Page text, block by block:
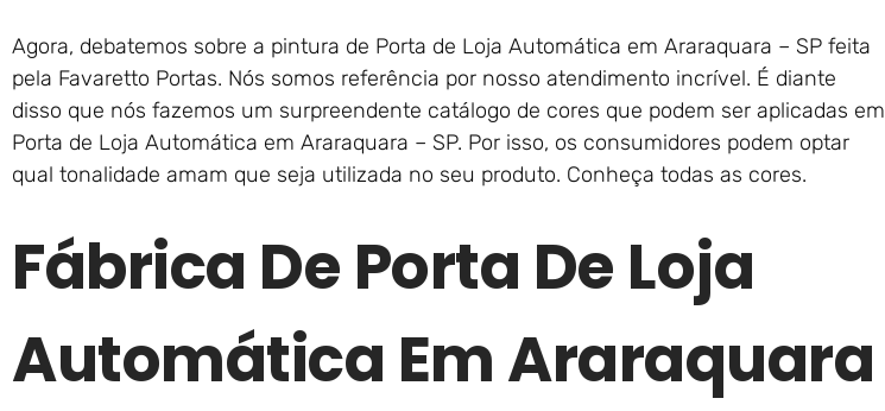
Agora, debatemos sobre a pintura de Porta de Loja Automática em Araraquara – SP feita
pela Favaretto Portas. Nós somos referência por nosso atendimento incrível. É diante
disso que nós fazemos um surpreendente catálogo de cores que podem ser aplicadas em
Porta de Loja Automática em Araraquara – SP. Por isso, os consumidores podem optar
qual tonalidade amam que seja utilizada no seu produto. Conheça todas as cores.
Fábrica De Porta De Loja
Automática Em Araraquara